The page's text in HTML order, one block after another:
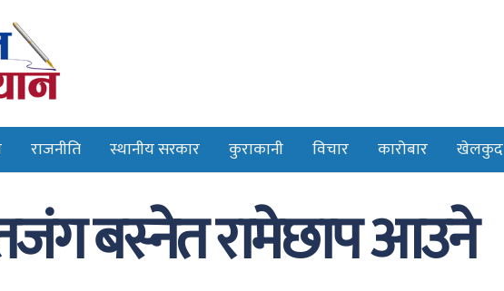
राजनीति स्थानीय सरकार कुराकानी विचार कारोबार खेलकुद
बस्नेत रामेछाप आउने